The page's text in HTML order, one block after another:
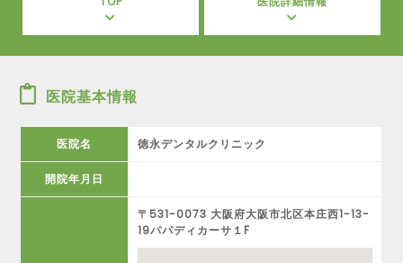
医院基本情報
医院名 徳永デンタルクリニック
開院年月日
〒531-0073 大阪府大阪市北区本庄西1-13-
19パパディカーサ１F